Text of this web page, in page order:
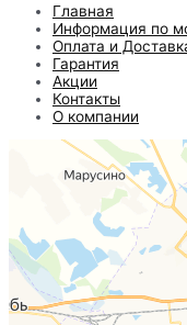
Главная
Информация по
Оплата и
Гарантия
Акции
Контакты
О компании